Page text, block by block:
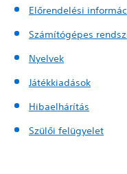
Előrendelési
Számítógépes
Nyelvek
Játékkiadások
Hibaelhárítás
Szülői felügyelet